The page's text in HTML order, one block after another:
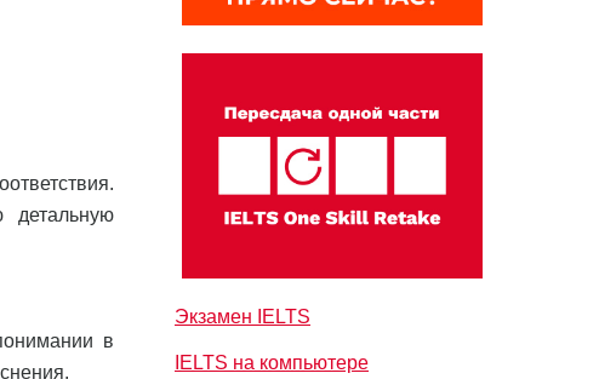
детальную
в
Экзамен IELTS
IELTS на компьютере